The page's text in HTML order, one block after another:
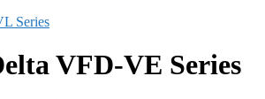
Series
VFD-VE Series